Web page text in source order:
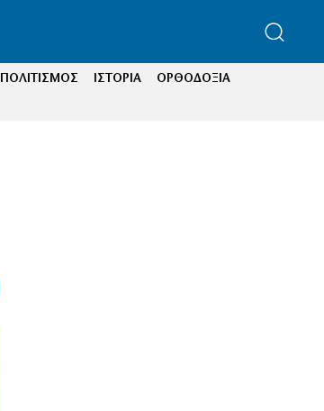
ΠΟΛΙΤΙΣΜΟΣ ΙΣΤΟΡΙΑ
ΟΡΘΟΔΟΞΙΑ